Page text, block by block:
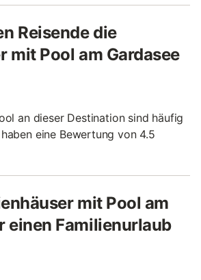
Reisende die
mit Pool am Gardasee
an dieser Destination sind häufig
eine Bewertung von 4.5
mit Pool am
einen Familienurlaub